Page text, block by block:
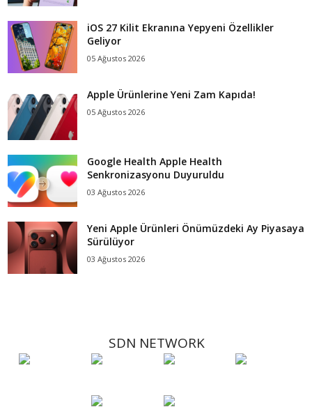
iOS 27 Kilit Ekranına Yepyeni Özellikler
Geliyor
05 Ağustos 2026
Apple Ürünlerine Yeni Zam Kapıda!
05 Ağustos 2026
Google Health Apple Health
Senkronizasyonu Duyuruldu
03 Ağustos 2026
Yeni Apple Ürünleri Önümüzdeki Ay Piyasaya
Sürülüyor
03 Ağustos 2026
SDN NETWORK